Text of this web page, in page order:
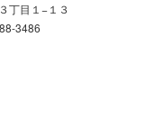
丁目１−１３
3486